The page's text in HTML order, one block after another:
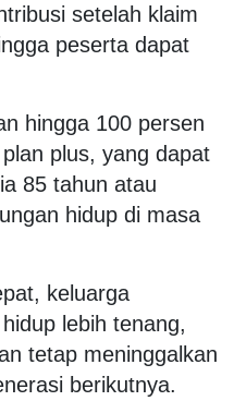
setelah klaim
peserta dapat
hingga 100 persen
plus, yang dapat
85 tahun atau
hidup di masa
keluarga
lebih tenang,
tetap meninggalkan
berikutnya.